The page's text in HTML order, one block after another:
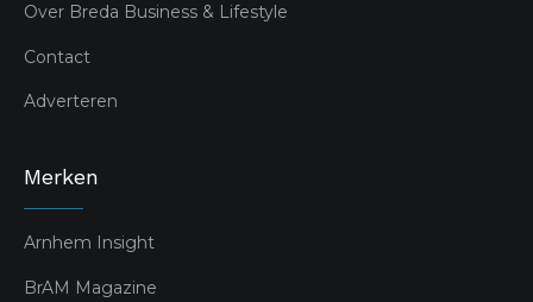
Over Breda Business & Lifestyle
Contact
Adverteren
Merken
Arnhem Insight
BrAM Magazine